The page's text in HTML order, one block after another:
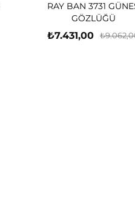
RAY BAN 3731
GÖZLÜĞÜ
₺7.431,00